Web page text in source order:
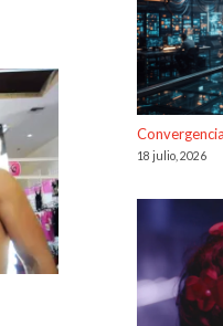
18 julio, 2026